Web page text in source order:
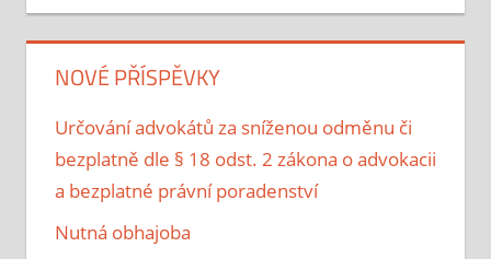
NOVÉ PŘÍSPĚVKY
Určování advokátů za sníženou odměnu či
bezplatně dle § 18 odst. 2 zákona o advokacii
a bezplatné právní poradenství
Nutná obhajoba